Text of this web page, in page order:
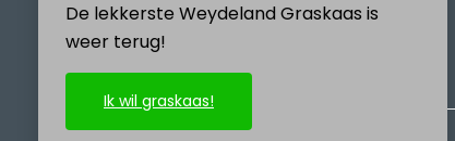
De lekkerste Weydeland Graskaas is
weer terug!
Ik wil graskaas!